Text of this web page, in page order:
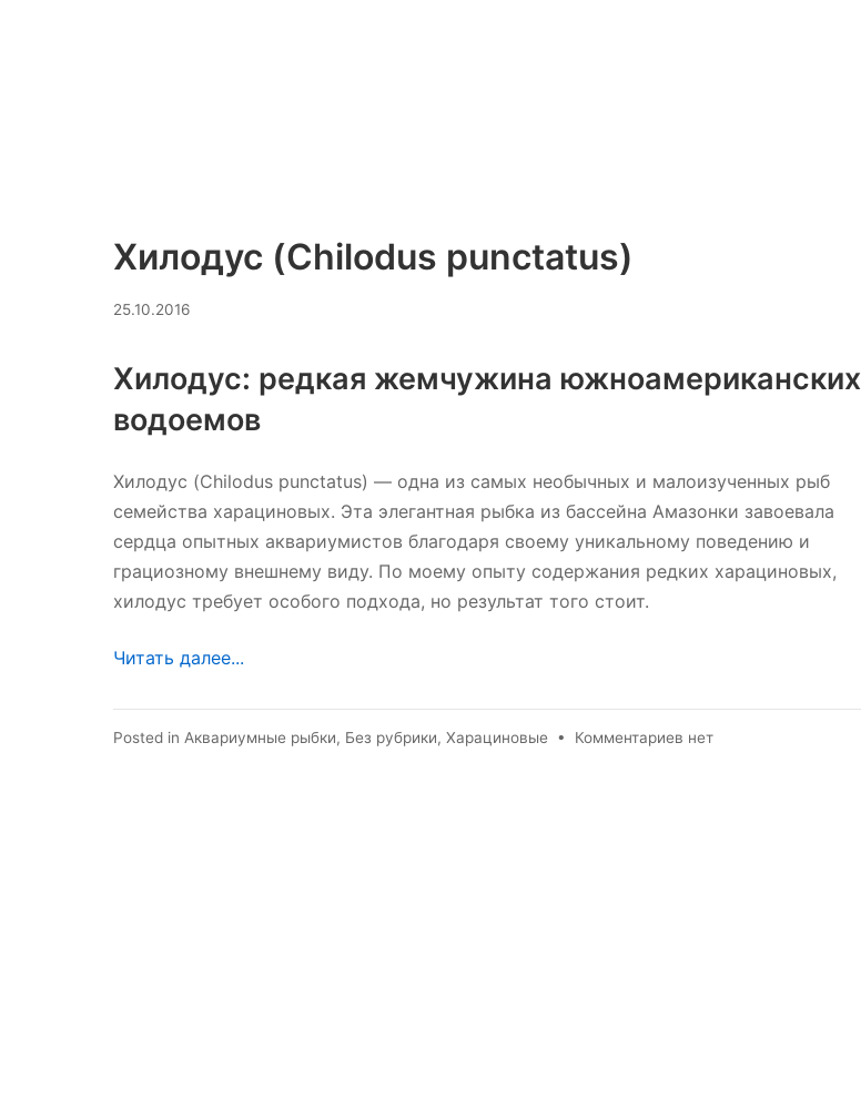
Хилодус (Chilodus punctatus)
25.10.201620.03.2026
Хилодус: редкая жемчужина южноамериканских
водоемов
Хилодус (Chilodus punctatus) — одна из самых необычных и малоизученных рыб
семейства харациновых. Эта элегантная рыбка из бассейна Амазонки завоевала
сердца опытных аквариумистов благодаря своему уникальному поведению и
грациозному внешнему виду. По моему опыту содержания редких харациновых,
хилодус требует особого подхода, но результат того стоит.
Читать далее...
Posted in Аквариумные рыбки, Без рубрики, Харациновые • Комментариев кнет